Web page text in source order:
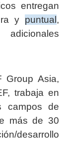
entregan
y puntual ,
Group Asia,
trabaja en
campos de
más de 30
desarrollo